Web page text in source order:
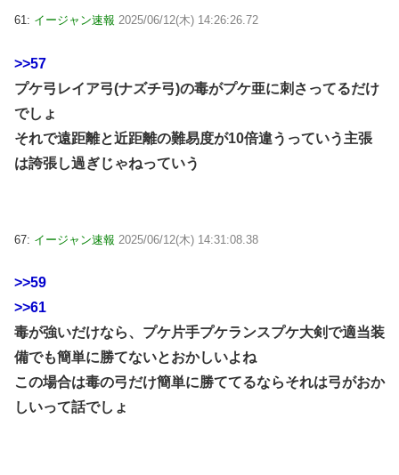
61: イージャン速報 2025/06/12(木) 14:26:26.72
>>57
プケ弓レイア弓(ナズチ弓)の毒がプケ亜に刺さってるだけ
でしょ
それで遠距離と近距離の難易度が10倍違うっていう主張
は誇張し過ぎじゃねっていう
67: イージャン速報 2025/06/12(木) 14:31:08.38
>>59
>>61
毒が強いだけなら、プケ片手プケランスプケ大剣で適当装
備でも簡単に勝てないとおかしいよね
この場合は毒の弓だけ簡単に勝ててるならそれは弓がおか
しいって話でしょ